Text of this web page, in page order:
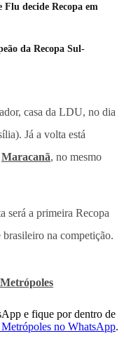
decide Recopa em
da Recopa Sul-
casa da LDU, no dia
Já a volta está
Maracanã, no mesmo
será a primeira Recopa
brasileiro na competição.
Metrópoles
e fique por dentro de
no WhatsApp.